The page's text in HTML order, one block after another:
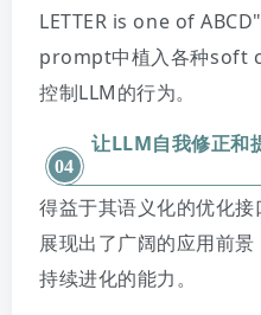
LETTER is one of
prompt中植入各种soft
控制LLM的行为。
让LLM自我修正和
04
得益于其语义化的优化
展现出了广阔的应用前
持续进化的能力。